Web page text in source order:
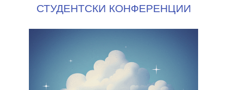
СТУДЕНТСКИ КОНФЕРЕНЦИИ